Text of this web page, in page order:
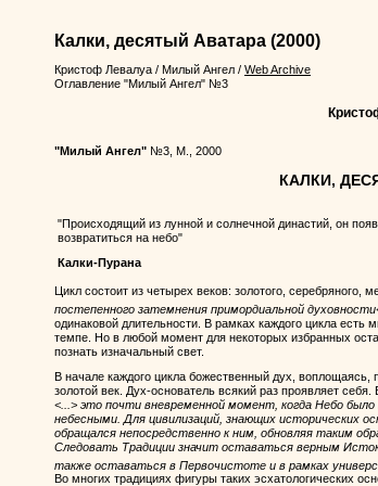
Калки, десятый Аватара (2000)
Кристоф Левалуа / Милый Ангел / Web Archive
Оглавление "Милый Ангел" №3
"Милый Ангел" №3, М., 2000
КАЛКИ,
"Происходящий из лунной и солнечной династий, он
возвратиться на небо"
Калки-Пурана
Цикл состоит из четырех веков: золотого, серебряного,
постепенного затемнения примордиальной
одинаковой длительности. В рамках каждого цикла
темпе. Но в любой момент для некоторых избранных
познать изначальный свет.
В начале каждого цикла божественный дух, воплощаясь,
золотой век. Дух-основатель всякий раз проявляет
<...> это почти вневременной момент, когда Небо
небесными. Для цивилизаций, знающих исторических
обращался непосредственно к ним, обновляя таким
Следовать Традиции значит оставаться верным
также оставаться в Первочистоте и в рамках
Во многих традициях фигуры таких эсхатологических